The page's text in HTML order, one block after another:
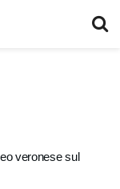
veronese sul